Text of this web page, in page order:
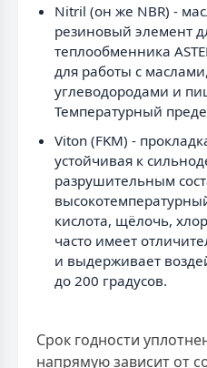
Nitril (он же NBR) -
резиновый элемент
теплообменника
для работы с
углеводородами и
Температурный
Viton (FKM) -
устойчивая к
разрушительным
кислота, щёлочь,
часто имеет
и выдерживает
до 200 градусов.
Срок годности
напрямую зависит от